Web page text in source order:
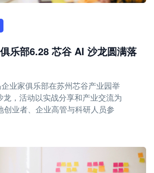
乐部6.28 芯谷 AI 沙龙圆满落
业家俱乐部在苏州芯谷产业园举
龙，活动以实战分享和产业交流为
创业者、企业高管与科研人员参